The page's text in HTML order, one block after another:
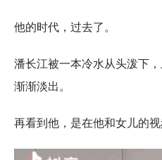
他的时代，过去了。
潘长江被一本冷水从头泼下
渐渐淡出。
再看到他，是在他和女儿的视